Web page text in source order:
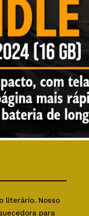
literário. Nosso
para